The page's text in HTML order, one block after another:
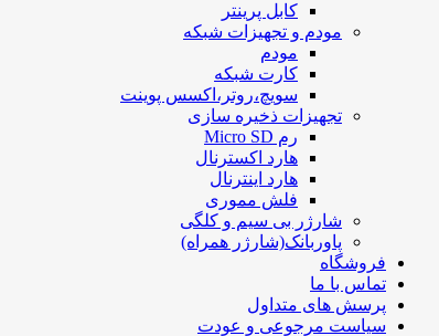
کابل پرینتر
مودم و تجهیزات شبکه
مودم
کارت شبکه
سویچ،روتر،اکسس پوینت
تجهیزات ذخیره سازی
رم Micro SD
هارد اکسترنال
هارد اینترنال
فلش مموری
شارژر بی سیم و کلگی
پاوربانک(شارژر همراه)
فروشگاه
تماس با ما
پرسش های متداول
سیاست مرجوعی و عودت